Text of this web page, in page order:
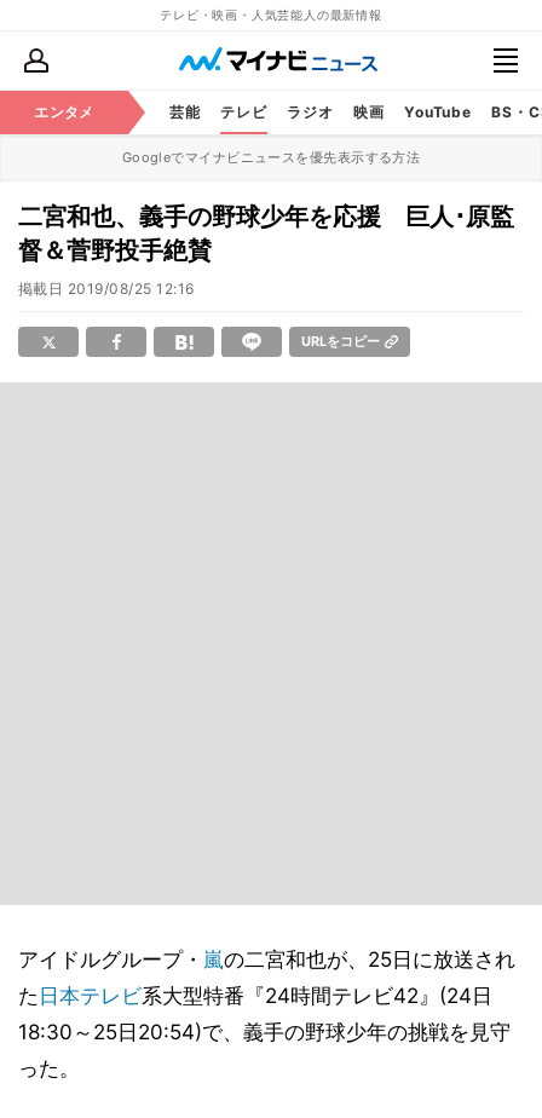
テレビ・映画・人気芸能人の最新情報
エンタメ 芸能 テレビ ラジオ 映画 YouTube BS・
Googleでマイナビニュースを優先表示する方法
二宮和也、義手の野球少年を応援 巨人･原監
督＆菅野投手絶賛
掲載日 2019/08/25 12:16
URLをコピー
アイドルグループ・ 嵐の二宮和也が、25日に放送され
た 日本テレビ系大型特番『24時間テレビ42』(24日
18:30～25日20:54)で、義手の野球少年の挑戦を見守
った。